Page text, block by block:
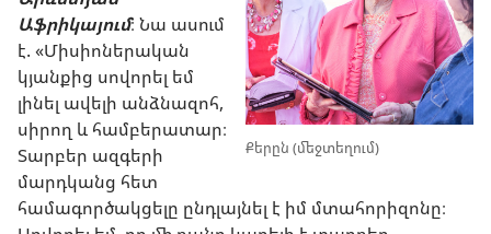
Քերըն (մեջտեղում)
Աֆրիկայում։ Նա ասում
է. «Միսիոներական
կյանքից սովորել եմ
լինել ավելի անձնազոհ,
սիրող և համբերատար։
Տարբեր ազգերի
մարդկանց հետ
համագործակցելը ընդլայնել է իմ մտահորիզոնը։